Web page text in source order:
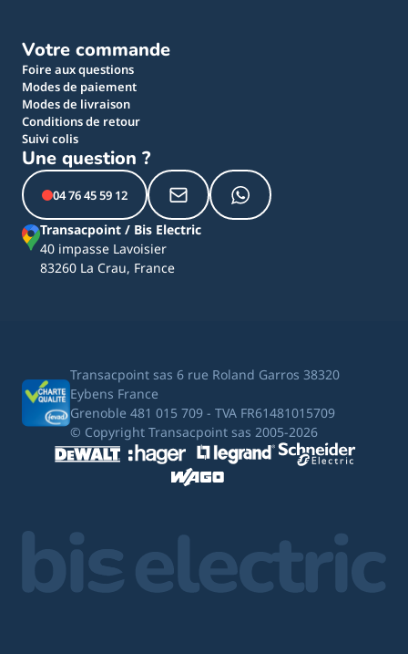
Votre commande
Foire aux questions
Modes de paiement
Modes de livraison
Conditions de retour
Suivi colis
Une question ?
04 76 45 59 12
Transacpoint / Bis Electric
40 impasse Lavoisier
83260 La Crau, France
Transacpoint sas 6 rue Roland Garros 38320
Eybens France
Grenoble 481 015 709 - TVA FR61481015709
© Copyright Transacpoint sas 2005-2026